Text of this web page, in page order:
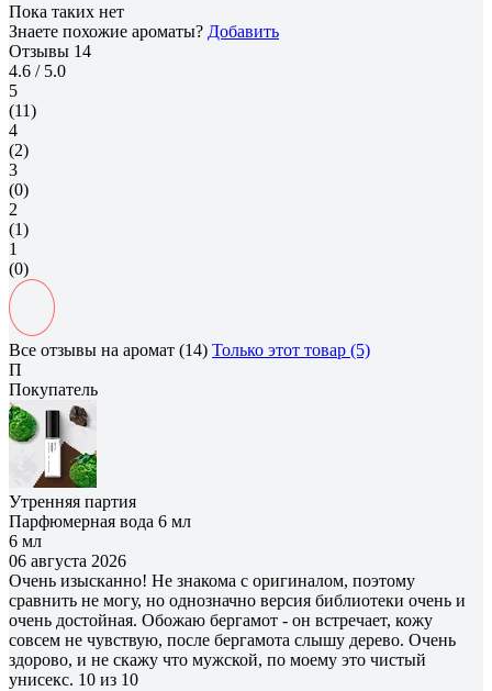
Пока таких нет
Знаете похожие ароматы? Добавить
Отзывы 14
4.6 / 5.0
5
(11)
4
(2)
3
(0)
2
(1)
1
(0)
Все отзывы на аромат (14) Только этот товар (5)
П
Покупатель
Утренняя партия
Парфюмерная вода 6 мл
6 мл
06 августа 2026
Очень изысканно! Не знакома с оригиналом, поэтому
сравнить не могу, но однозначно версия библиотеки очень и
очень достойная. Обожаю бергамот - он встречает, кожу
совсем не чувствую, после бергамота слышу дерево. Очень
здорово, и не скажу что мужской, по моему это чистый
унисекс. 10 из 10